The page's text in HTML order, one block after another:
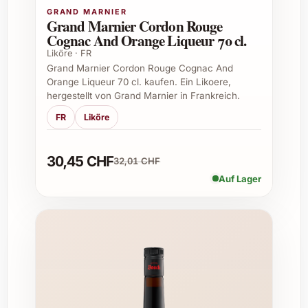
Geburtstage – als besonderes Highlight
für Liebhaber edler Spirituosen
Weihnachten – ein genussvolles
Geschenk unterm Tannenbaum
Firmenanlässe und Weihnachtsfeiern –
als exquisite Aufmerksamkeit
Silvesterpartys und Neujahrsfeiern – für
Jahr
Hochzeiten und Jubiläen – als
Roca Licor de Cacau 50 cl
1. Was zeichnet den Esperit Roca Licor de
GRAND MARNIER
Grand Marnier Cordon Rouge
Cognac And Orange Liqueur 70 cl.
Liköre · FR
Grand Marnier Cordon Rouge Cognac And
Orange Liqueur 70 cl. kaufen. Ein Likoere,
hergestellt von Grand Marnier in Frankreich.
FR Liköre
30,45 CHF32,01 CHF
Auf Lager